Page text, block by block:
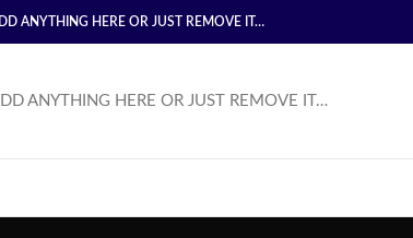
ANYTHING HERE OR JUST REMOVE IT…
ANYTHING HERE OR JUST REMOVE IT…